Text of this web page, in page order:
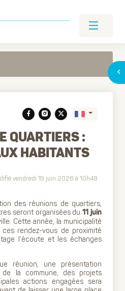
Translate
QUARTIERS :
HABITANTS
vendredi 19 juin 2026 à 10h48
des réunions de quartiers,
seront organisées du11 juin
Cette année, la municipalité
rendez-vous de proximité
l’écoute et les échanges
réunion, une présentation
la commune, des projets
actions engagées sera